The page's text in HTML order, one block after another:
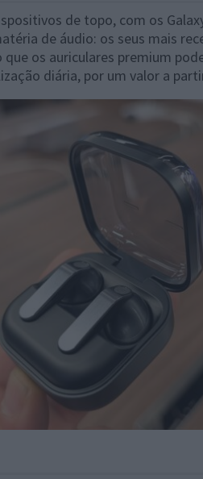
de topo, com os
de áudio: os seus mais
os auriculares premium
diária, por um valor a